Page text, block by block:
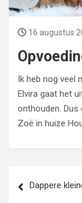
16 augustus
Ik heb nog veel
Elvira gaat het
onthouden. Dus
Zoë in huize
navigatie
Dappere